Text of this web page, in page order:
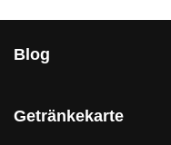
Blog
Getränkekarte